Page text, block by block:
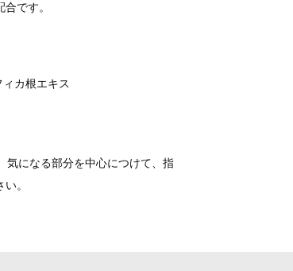
です。
カ根エキス
気になる部分を中心につけて、指
。